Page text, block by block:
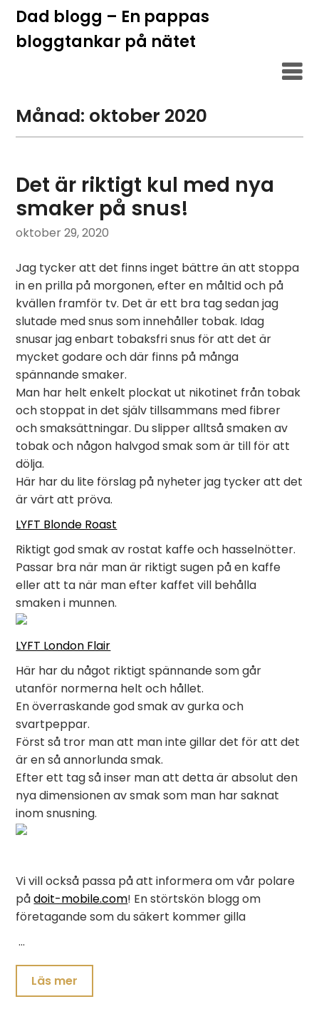
Hoppa
innehåll
Dad blogg – En pappas
bloggtankar på nätet
Månad: oktober 2020
Det är riktigt kul med nya
smaker på snus!
oktober 29, 2020
Jag tycker att det finns inget bättre än att stoppa
in en prilla på morgonen, efter en måltid och på
kvällen framför tv. Det är ett bra tag sedan jag
slutade med snus som innehåller tobak. Idag
snusar jag enbart tobaksfri snus för att det är
mycket godare och där finns på många
spännande smaker.
Man har helt enkelt plockat ut nikotinet från tobak
och stoppat in det själv tillsammans med fibrer
och smaksättningar. Du slipper alltså smaken av
tobak och någon halvgod smak som är till för att
dölja.
Här har du lite förslag på nyheter jag tycker att det
är värt att pröva.
LYFT Blonde Roast
Riktigt god smak av rostat kaffe och hasselnötter.
Passar bra när man är riktigt sugen på en kaffe
eller att ta när man efter kaffet vill behålla
smaken i munnen.
LYFT London Flair
Här har du något riktigt spännande som går
utanför normerna helt och hållet.
En överraskande god smak av gurka och
svartpeppar.
Först så tror man att man inte gillar det för att det
är en så annorlunda smak.
Efter ett tag så inser man att detta är absolut den
nya dimensionen av smak som man har saknat
inom snusning.
Vi vill också passa på att informera om vår polare
pådoit-mobile.com! En störtskön blogg om
företagande som du säkert kommer gilla
…
Läs mer